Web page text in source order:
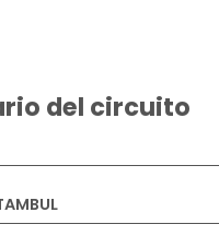
del circuito